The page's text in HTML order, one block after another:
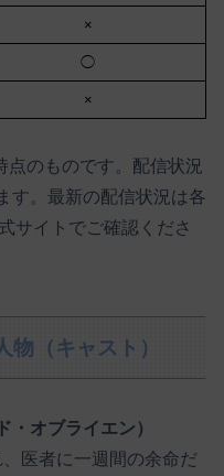
×
◯
×
のものです。配信状況
す。最新の配信状況は各
サイトでご確認くださ
物（キャスト）
・オブライエン）
医者に一週間の余命だ